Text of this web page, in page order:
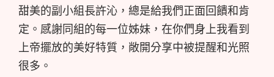
甜美的副小組長許沁，總是給我們正面回饋和肯
定。感謝同組的每一位姊妹，在你們身上我看到
上帝擺放的美好特質，敞開分享中被提醒和光照
很多。